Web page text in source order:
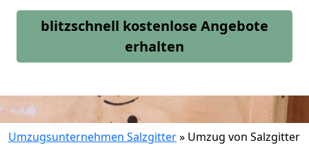
blitzschnell kostenlose Angebote
erhalten
Umzugsunternehmen Salzgitter» Umzug von Salzgitter